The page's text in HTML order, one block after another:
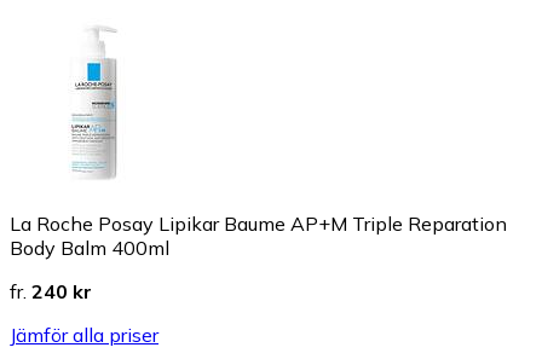
La Roche Posay Lipikar Baume AP+M Triple Reparation
Body Balm 400ml
fr. 240 kr
Jämför alla priser